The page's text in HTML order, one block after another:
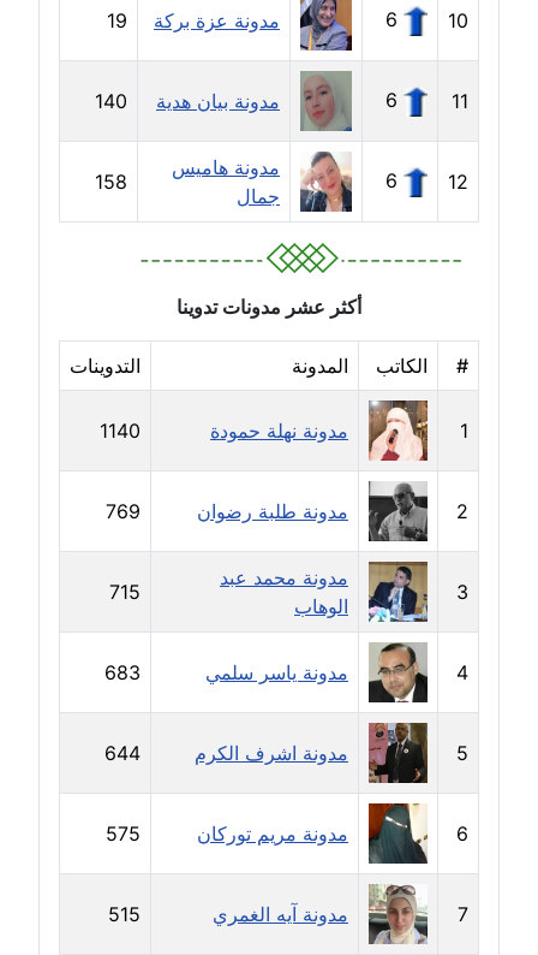
مدونة دعاء الشاهد
عاملة
مدونة دينا عاصم
عاملة
مدونة دينا منير
عاملة
مدونة راقية الدويك
عاملة
مدونة رانيا ثروت
عاملة
مدونة رجاء دياب
عاملة
مدونة رحاب منيعم
عاملة
مدونة رشا السعدي
عاملة
مدونة رشا شمس الدين
عاملة
مدونة رشا كمال
عاملة
مدونة رشا ماهر
عاملة
10
6 مدونة عزة بركة 19
11
6 مدونة بيان هدية 140
12
6
مدونة هاميس
جمال
158
أكثر عشر مدونات تدوينا
# الكاتب المدونة التدوينات
1 مدونة نهلة حمودة 1140
2 مدونة طلبة رضوان 769
3
مدونة محمد عبد
الوهاب
715
4 مدونة ياسر سلمي 683
5 مدونة اشرف الكرم 644
6 مدونة مريم توركان 575
7 مدونة آيه الغمري 515